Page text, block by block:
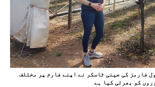
فارمز کی جینی ٹاسکر نے اپنے فارم پر مختلف
کو بھرتی کیا ہے